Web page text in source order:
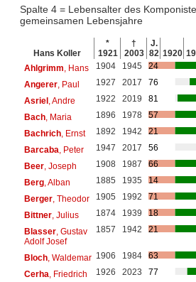
Spalte 4 = Lebensalter des
gemeinsamen Lebensjahre
Hans Koller
*
1921
†
2003
J.
82 1920
Ahlgrimm , Hans 1904 1945
24
Angerer, Paul 1927 2017
76
Asriel, Andre 1922 2019
81
Bach, Maria 1896 1978
57
Bachrich, Ernst 1892 1942
21
Barcaba , Peter 1947 2017
56
Beer, Joseph 1908 1987
66
Berg, Alban 1885 1935
14
Berger, Theodor 1905 1992
71
Bittner, Julius 1874 1939
18
Blasser, Gustav
Adolf Josef
1857 1942 21
Bloch, Waldemar 1906 1984
63
Cerha , Friedrich 1926 2023
77